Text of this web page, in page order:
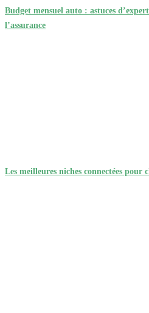
Budget mensuel auto : astuces
l’assurance
Les meilleures niches connectées pour